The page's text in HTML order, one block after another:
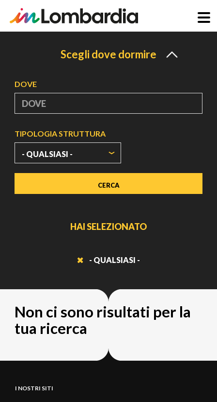
Scegli dove dormire
DOVE
TIPOLOGIA STRUTTURA
HAI SELEZIONATO
- QUALSIASI -
Non ci sono risultati per la
tua ricerca
I NOSTRI SITI